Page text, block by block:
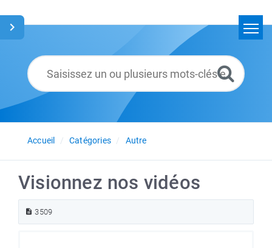
Glossaire
Français
Accueil
Catégories Autre
Visionnez nos vidéos
3509